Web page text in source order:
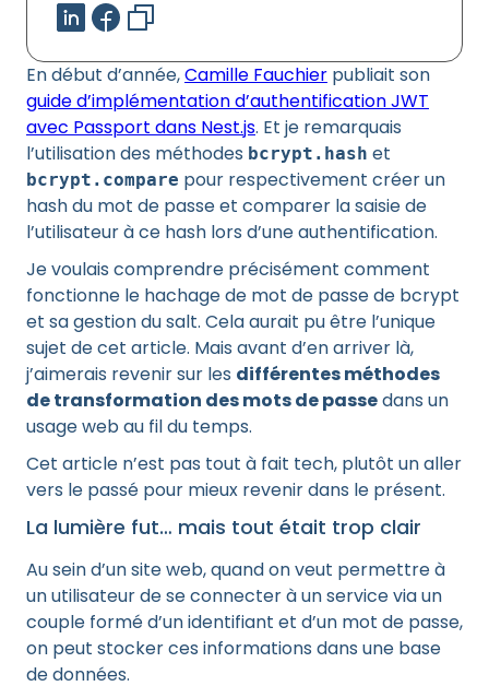
En début d’année,Camille Fauchier publiait son
guide d’implémentation d’authentification JWT
avec Passport dans Nest.js. Et je remarquais
l’utilisation des méthodes bcrypt.hash et
bcrypt.compare pour respectivement créer un
hash du mot de passe et comparer la saisie de
l’utilisateur à ce hash lors d’une authentification.
Je voulais comprendre précisément comment
fonctionne le hachage de mot de passe de bcrypt
et sa gestion du salt. Cela aurait pu être l’unique
sujet de cet article. Mais avant d’en arriver là,
j’aimerais revenir sur les différentes méthodes
de transformation des mots de passedans un
usage web au fil du temps.
Cet article n’est pas tout à fait tech, plutôt un aller
vers le passé pour mieux revenir dans le présent.
La lumière fut… mais tout était trop clair
Au sein d’un site web, quand on veut permettre à
un utilisateur de se connecter à un service via un
couple formé d’un identifiant et d’un mot de passe,
on peut stocker ces informations dans une base
de données.